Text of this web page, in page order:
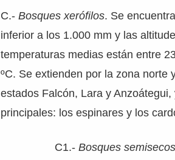
C.-Bosques xerófilos. Se
inferior a los 1.000 mm y las
temperaturas medias están entre
ºC. Se extienden por la zona
estados Falcón, Lara y
principales: los espinares y los
C1.-Bosques